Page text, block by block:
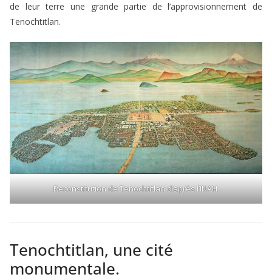
de leur terre une grande partie de l’approvisionnement de
Tenochtitlan.
Reconstitution de Tenochtitlan d’après l’INAH.
Tenochtitlan, une cité
monumentale.